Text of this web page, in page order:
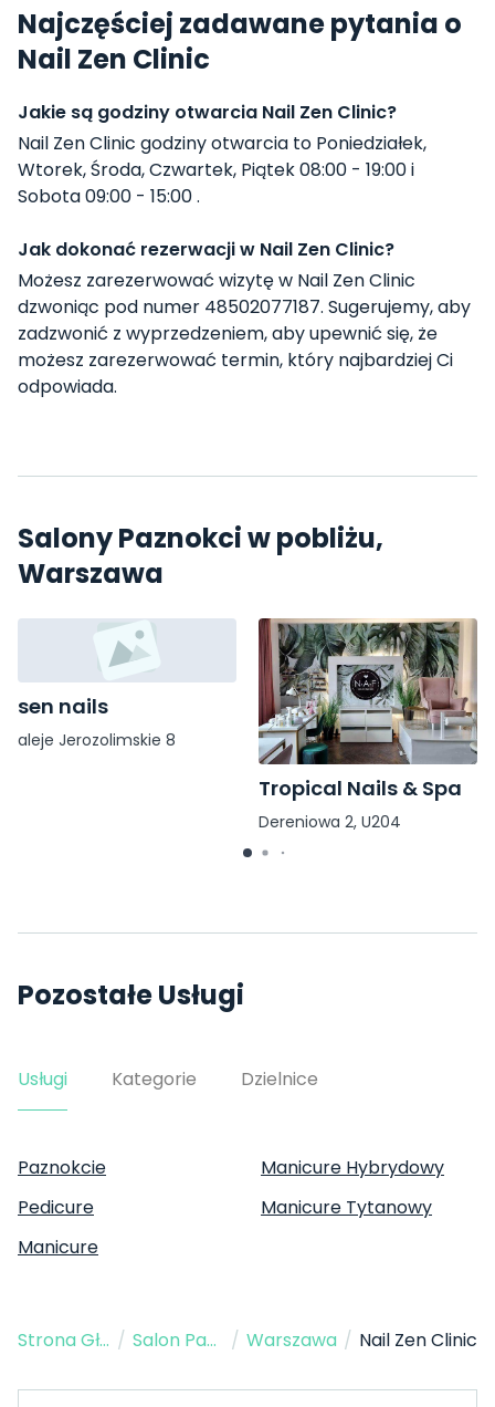
Najczęściej zadawane pytania o
Nail Zen Clinic
Jakie są godziny otwarcia Nail Zen Clinic?
Nail Zen Clinic godziny otwarcia to Poniedziałek,
Wtorek, Środa, Czwartek, Piątek 08:00 - 19:00 i
Sobota 09:00 - 15:00 .
Jak dokonać rezerwacji w Nail Zen Clinic?
Możesz zarezerwować wizytę w Nail Zen Clinic
dzwoniąc pod numer 48502077187. Sugerujemy, aby
zadzwonić z wyprzedzeniem, aby upewnić się, że
możesz zarezerwować termin, który najbardziej Ci
odpowiada.
Salony Paznokci w pobliżu,
Warszawa
sen nails
aleje Jerozolimskie 8
Tropical Nails & Spa
Dereniowa 2, U204
Pozostałe Usługi
Usługi Kategorie Dzielnice
Paznokcie
Manicure Hybrydowy
Pedicure
Manicure Tytanowy
Manicure
Strona Główna / Salon Paznokci / Warszawa / Nail Zen Clinic